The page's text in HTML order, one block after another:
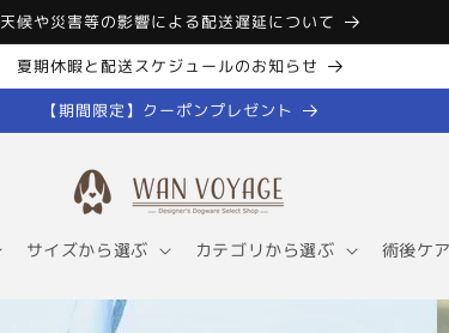
天候や災害等の影響による配送遅延について
夏期休暇と配送スケジュールのお知らせ
【期間限定】クーポンプレゼント
サイズから選ぶ カテゴリから選ぶ 術後ケ